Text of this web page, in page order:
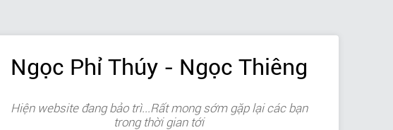
Ngọc Phỉ Thúy - Ngọc Thiêng
Hiện website đang bảo trì...Rất mong sớm gặp lại các bạn
trong thời gian tới